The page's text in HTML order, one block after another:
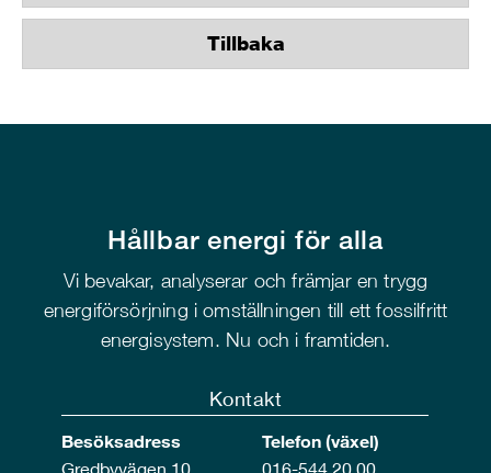
Tillbaka
Hållbar energi för alla
Vi bevakar, analyserar och främjar en trygg
energiförsörjning i omställningen till ett fossilfritt
energisystem. Nu och i framtiden.
Kontakt
Besöksadress
Gredbyvägen 10
Telefon (växel)
016-544 20 00